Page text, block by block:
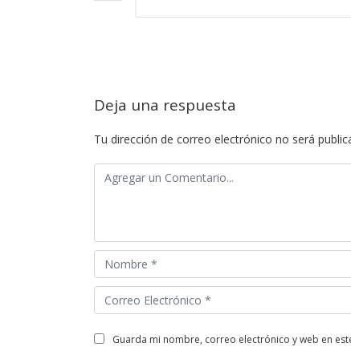
Deja una respuesta
Tu dirección de correo electrónico no será
guarda mi nombre, correo electrónico y web en